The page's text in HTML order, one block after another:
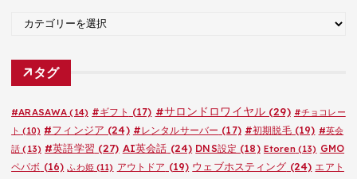
ゴ
タグ
#ARASAWA (14) #ギフト (17) #サロンドロワイヤル(29) #チョコレー
ト (10) #フィンジア (24) #レンタルサーバー (17) #初期脱毛(19) #英会
話 (13) #英語学習 (27) AI英会話 (24) DNS設定 (18) Etoren(13) GMO
ペパボ (16) ふわ姫(11) アウトドア (19) ウェブホスティング (24) エアト